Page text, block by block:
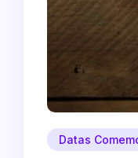
Datas